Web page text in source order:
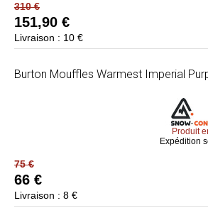
310 €
151,90 €
Livraison : 10 €
Burton Mouffles Warmest Imperial
Produit
Expédition
75 €
66 €
Livraison : 8 €